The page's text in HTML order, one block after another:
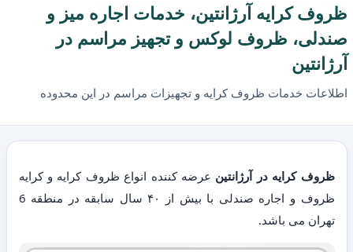
ظروف کرایه آرژانتین، خدمات اجاره میز و
صندلی، ظروف لوکس و تجهیز مراسم در
آرژانتین
اطلاعات خدمات ظروف کرایه و تجهیزات مراسم در این محدوده
ظروف کرایه در آرژانتین عرضه کننده انواع ظروف کرایه و کرایه
ظروف و اجاره صندلی با بیش از ۴۰ سال سابقه در منطقه 6
تهران می باشد.